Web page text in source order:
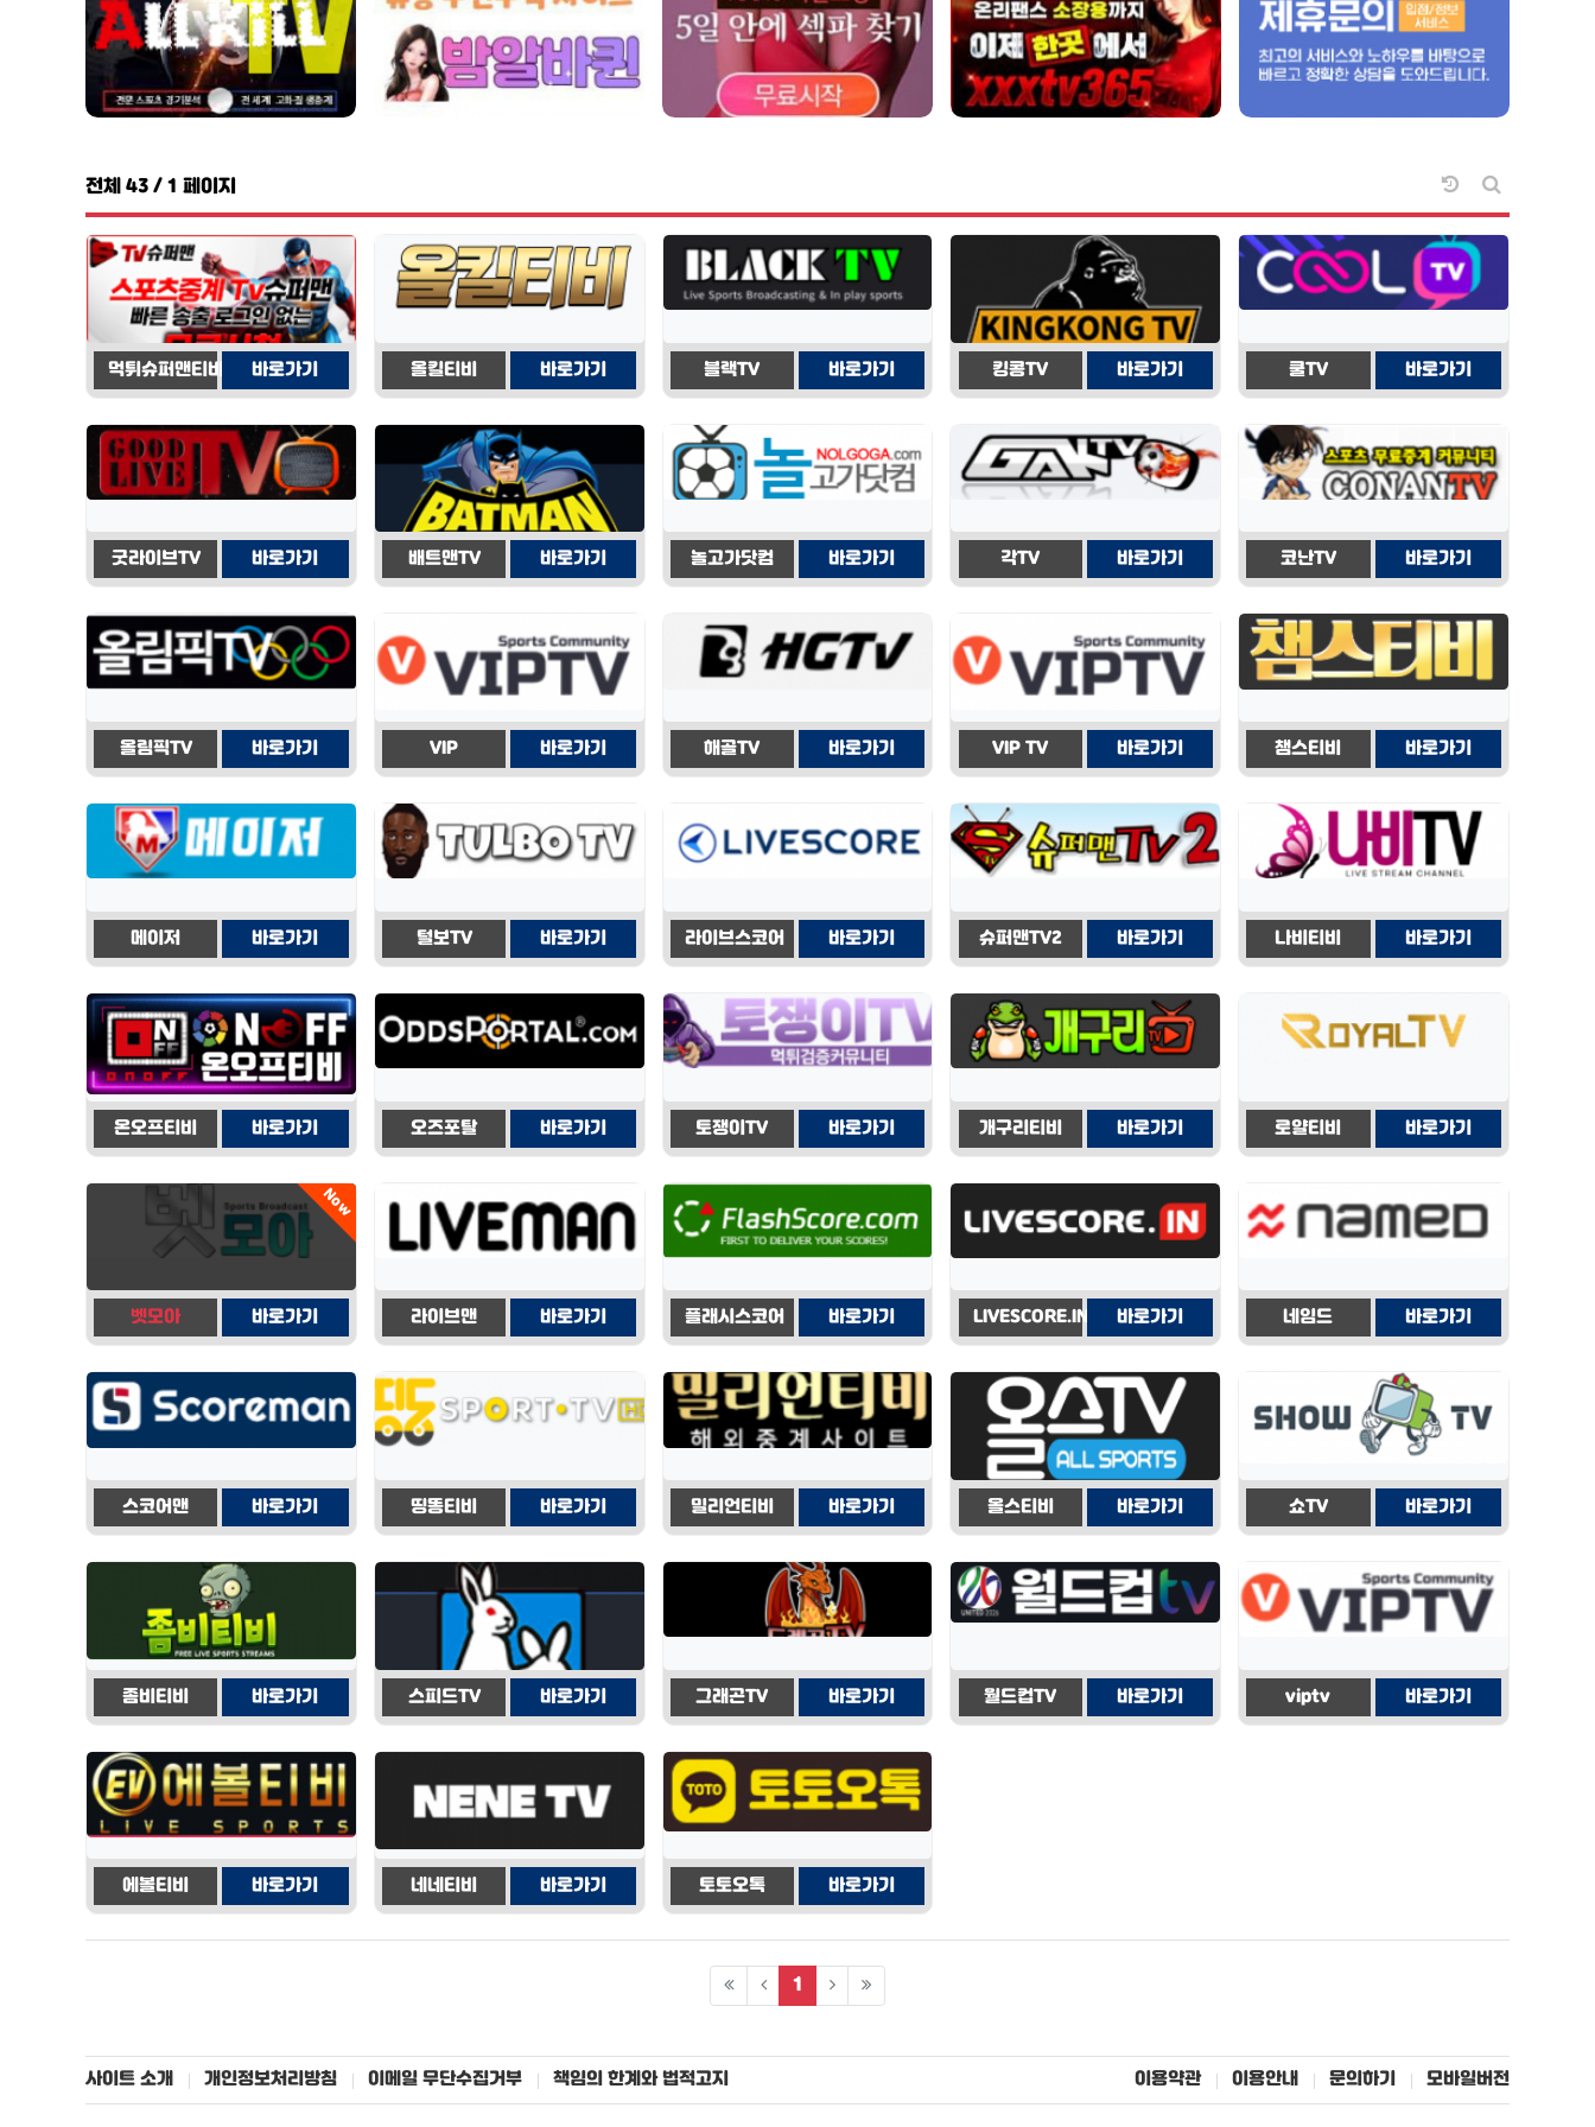
전체43/ 1 페이지 날짜순 정렬
먹튀슈퍼맨티비 바로가기 올킬티비 바로가기 블랙TV 바로가기 킹콩TV 바로가기 쿨TV 바로가기
굿라이브TV 바로가기 배트맨TV 바로가기 놀고가닷컴 바로가기 각TV 바로가기 코난TV 바로가기
올림픽TV 바로가기 VIP 바로가기 해골TV 바로가기 VIP TV 바로가기 챔스티비 바로가기
메이저 바로가기 털보TV 바로가기 라이브스코어 바로가기 슈퍼맨TV2 바로가기 나비티비 바로가기
온오프티비 바로가기 오즈포탈 바로가기 토쟁이TV 바로가기 개구리티비 바로가기 로얄티비 바로가기
Now
벳모아 바로가기 라이브맨 바로가기 플래시스코어 바로가기 LIVESCORE.IN 바로가기 네임드 바로가기
스코어맨 바로가기 띵똥티비 바로가기 밀리언티비 바로가기 올스티비 바로가기 쇼TV 바로가기
좀비티비 바로가기 스피드TV 바로가기 그래곤TV 바로가기 월드컵TV 바로가기 viptv 바로가기
에볼티비 바로가기 네네티비 바로가기 토토오톡 바로가기
1 (current)
사이트 소개 개인정보처리방침 이메일 무단수집거부 책임의 한계와 법적고지 이용약관 이용안내 문의하기 모바일버전